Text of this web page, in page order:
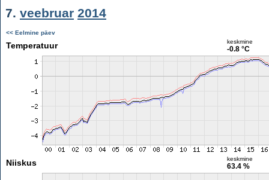
7. veebruar 2014
<< Eelmine päev
Temperatuur keskmine
-0.8 °C
Niiskus keskmine
63.4 %